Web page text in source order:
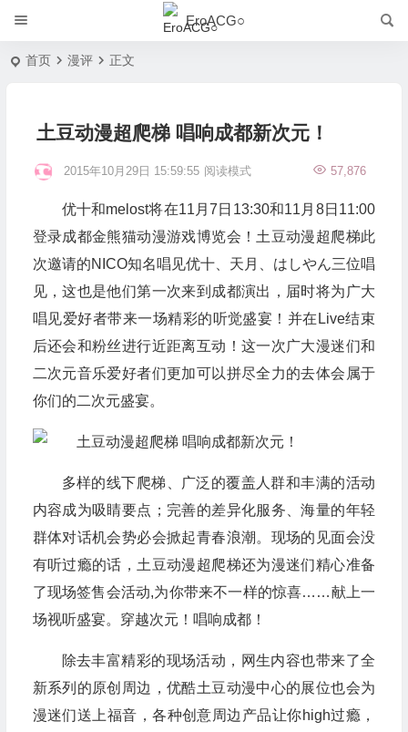
EroACG○
首页 漫评 正文
土豆动漫超爬梯 唱响成都新次元！
2015年10月29日 15:59:55 57,876
阅读模式
优十和melost将在11月7日13:30和11月8日11:00
登录成都金熊猫动漫游戏博览会！土豆动漫超爬梯此
次邀请的NICO知名唱见优十、天月、はしやん三位唱
见，这也是他们第一次来到成都演出，届时将为广大
唱见爱好者带来一场精彩的听觉盛宴！并在Live结束
后还会和粉丝进行近距离互动！这一次广大漫迷们和
二次元音乐爱好者们更加可以拼尽全力的去体会属于
你们的二次元盛宴。
多样的线下爬梯、广泛的覆盖人群和丰满的活动
内容成为吸睛要点；完善的差异化服务、海量的年轻
群体对话机会势必会掀起青春浪潮。现场的见面会没
有听过瘾的话，土豆动漫超爬梯还为漫迷们精心准备
了现场签售会活动,为你带来不一样的惊喜……献上一
场视听盛宴。穿越次元！唱响成都！
除去丰富精彩的现场活动，网生内容也带来了全
新系列的原创周边，优酷土豆动漫中心的展位也会为
漫迷们送上福音，各种创意周边产品让你high过瘾，